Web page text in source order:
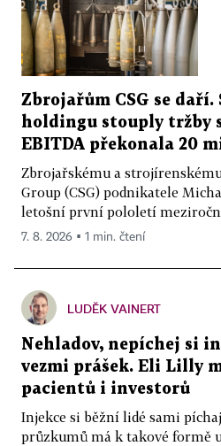
Zbrojařům CSG se daří.
holdingu stouply tržby
EBITDA překonala 20
Zbrojařskému a
Group (CSG) podnikatele
letošní první pololetí
7. 8. 2026 ▪ 1 min. čtení
LUDĚK VAINERT
Nehladov, nepíchej si
vezmi prášek. Eli Lilly
pacientů i investorů
Injekce si běžní lidé sami
průzkumů má k takové formě